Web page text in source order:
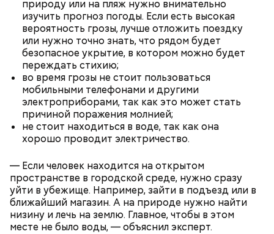
природу или на пляж нужно внимательно
изучить прогноз погоды. Если есть высокая
вероятность грозы, лучше отложить поездку
или нужно точно знать, что рядом будет
безопасное укрытие, в котором можно будет
переждать стихию;
во время грозы не стоит пользоваться
мобильными телефонами и другими
электроприборами, так как это может стать
причиной поражения молнией;
не стоит находиться в воде, так как она
хорошо проводит электричество.
— Если человек находится на открытом
пространстве в городской среде, нужно сразу
уйти в убежище. Например, зайти в подъезд или в
ближайший магазин. А на природе нужно найти
низину и лечь на землю. Главное, чтобы в этом
месте не было воды, — объяснил эксперт.
Жареные кабачки с томатами и
базиликом
— Смешайте сахарную пудру с цитрусовым соком
до однородной массы — у вас получится белая
глазурь. Ее можно наносить на куличи после их
полного остывания. Вместо стандартной
кондитерской посыпки предлагаю использовать
кусочки шоколада и кураги, — добавил собеседник
«ВМ».